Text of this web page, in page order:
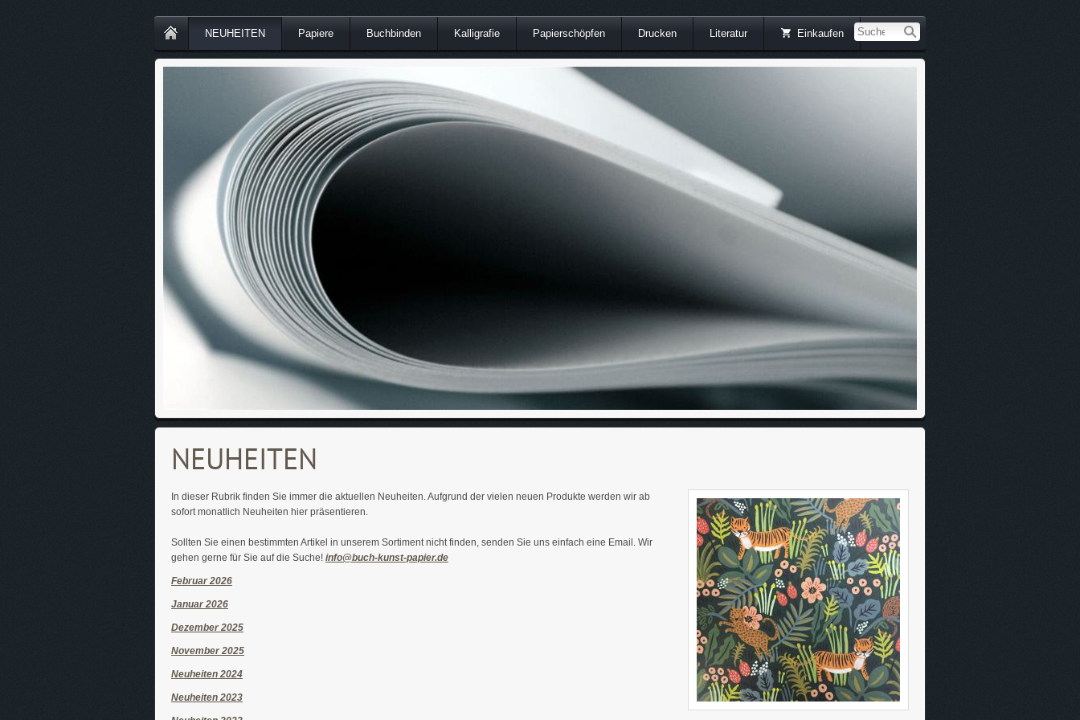
NEUHEITEN Papiere Buchbinden Kalligrafie Papierschöpfen Drucken Literatur Einkaufen
NEUHEITEN
In dieser Rubrik finden Sie immer die aktuellen Neuheiten. Aufgrund der vielen neuen Produkte werden wir ab
sofort monatlich Neuheiten hier präsentieren.
Sollten Sie einen bestimmten Artikel in unserem Sortiment nicht finden, senden Sie uns einfach eine Email. Wir
gehen gerne für Sie auf die Suche! info@buch-kunst-papier.de
Februar 2026
Januar 2026
Dezember 2025
November 2025
Neuheiten 2024
Neuheiten 2023